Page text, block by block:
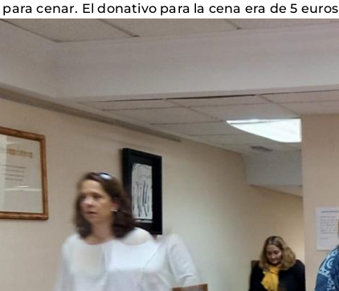
cenar. El donativo para la cena era de 5